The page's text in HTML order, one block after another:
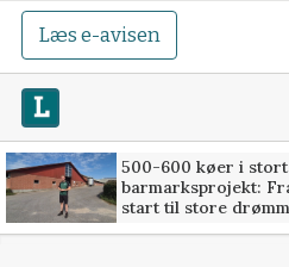
Læs e-avisen
500-600 køer i stort
barmarksprojekt:
start til store